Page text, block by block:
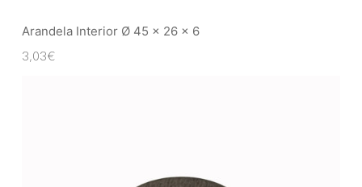
Arandela Interior Ø 45 x 26 x 6
3,03€